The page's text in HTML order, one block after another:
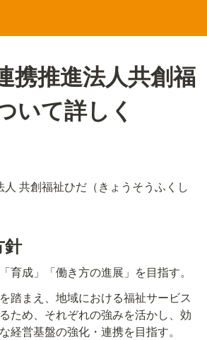
携推進法人共創福
いて詳しく
共創福祉ひだ（きょうそうふくし
針
育成」「働き方の進展」を目指す。
踏まえ、地域における福祉サービス
ため、それぞれの強みを活かし、効
経営基盤の強化・連携を目指す。